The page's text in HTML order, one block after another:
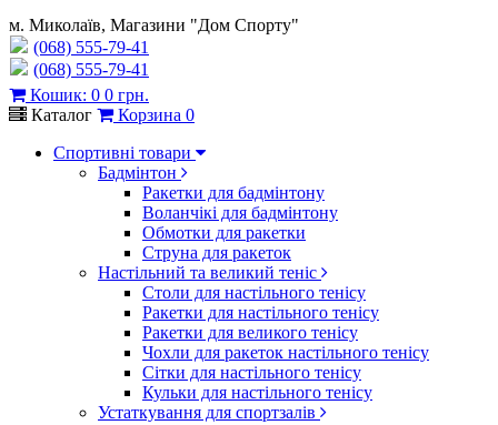
м. Миколаїв, Магазини "Дом Спорту"
(068) 555-79-41
(068) 555-79-41
Кошик: 0 0 грн.
Каталог
Корзина 0
Спортивні товари
Бадмінтон
Ракетки для бадмінтону
Воланчікі для бадмінтону
Обмотки для ракетки
Струна для ракеток
Настільний та великий теніс
Столи для настільного тенісу
Ракетки для настільного тенісу
Ракетки для великого тенісу
Чохли для ракеток настільного тенісу
Сітки для настільного тенісу
Кульки для настільного тенісу
Устаткування для спортзалів